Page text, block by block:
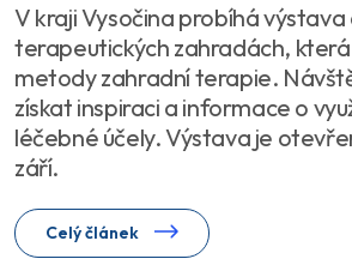
V kraji Vysočina probíhá
terapeutických zahradách,
metody zahradní terapie.
získat inspiraci a informace o
léčebné účely. Výstava je
září.
Celý článek